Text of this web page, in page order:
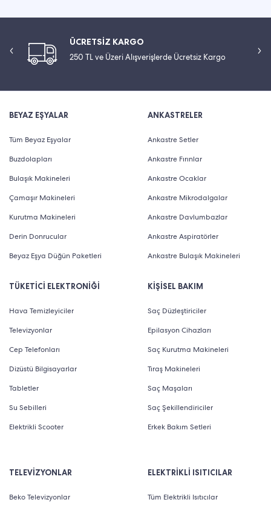
ÜCRETSİZ KARGO
250 TL ve Üzeri Alışverişlerde Ücretsiz Kargo
BEYAZ EŞYALAR
Tüm Beyaz Eşyalar
Buzdolapları
Bulaşık Makineleri
Çamaşır Makineleri
Kurutma Makineleri
Derin Donrucular
Beyaz Eşya Düğün Paketleri
TÜKETİCİ ELEKTRONİĞİ
Hava Temizleyiciler
Televizyonlar
Cep Telefonları
Dizüstü Bilgisayarlar
Tabletler
Su Sebilleri
Elektrikli Scooter
ANKASTRELER
Ankastre Setler
Ankastre Fırınlar
Ankastre Ocaklar
Ankastre Mikrodalgalar
Ankastre Davlumbazlar
Ankastre Aspiratörler
Ankastre Bulaşık Makineleri
KİŞİSEL BAKIM
Saç Düzleştiriciler
Epilasyon Cihazları
Saç Kurutma Makineleri
Tıraş Makineleri
Saç Maşaları
Saç Şekillendiriciler
Erkek Bakım Setleri
TELEVİZYONLAR
Beko Televizyonlar
ELEKTRİKLİ ISITICILAR
Tüm Elektrikli Isıtıcılar